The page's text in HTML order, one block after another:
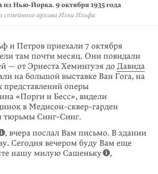
из Нью-Йорка. 9 октября 1935 года
семейного архива Ильи Ильфа
из Нью-Йорка. 9 октября 1935 года
семейного архива Ильи Ильфа
и Петров приехали 7 октября
там почти месяц. Они повидали
— от Эрнеста Хемингуэя до Давида
на большой выставке Ван Гога, на
оперы
«Порги и Бесс», видели
в Медисон-сквер-гарден
тюрьмы Синг-Синг.
, вчера послал Вам письмо. В здании
Сегодня вечером буду Вам еще
нашу милую Сашень­ку
,